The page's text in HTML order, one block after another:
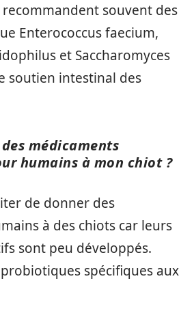
souvent des
Enterococcus faecium,
et Saccharomyces
soutien intestinal des
médicaments
humains à mon chiot ?
de donner des
à des chiots car leurs
sont peu développés.
spécifiques aux